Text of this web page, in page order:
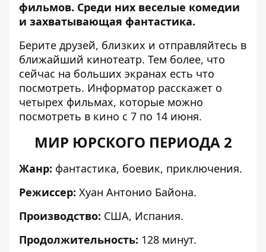
фильмов. Среди них веселые комедии
и захватывающая фантастика.
Берите друзей, близких и отправляйтесь в
ближайший кинотеатр. Тем более, что
сейчас на больших экранах есть что
посмотреть. Информатор расскажет о
четырех фильмах, которые можно
посмотреть в кино с 7 по 14 июня.
МИР ЮРСКОГО ПЕРИОДА 2
Жанр: фантастика, боевик, приключения.
Режиссер: Хуан Антонио Байона.
Производство: США, Испания.
Продолжительность: 128 минут.